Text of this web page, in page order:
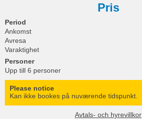
Pris
Period
Ankomst
Avresa
Varaktighet
Personer
Upp till 6 personer
Please notice
Kan ikke bookes på nuværende tidspunkt.
Avtals- och hyrevillkor